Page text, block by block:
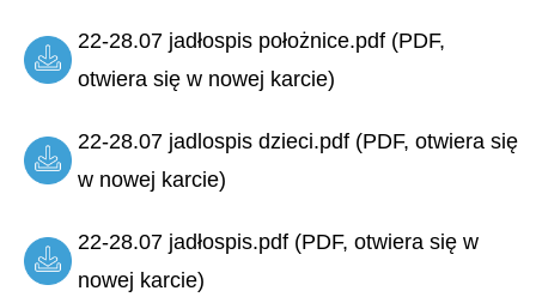
22-28.07 jadłospis położnice.pdf (PDF,
otwiera się w nowej karcie)
22-28.07 jadlospis dzieci.pdf (PDF, otwiera się
w nowej karcie)
22-28.07 jadłospis.pdf (PDF, otwiera się w
nowej karcie)